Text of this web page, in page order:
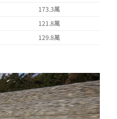
173.3萬
121.8萬
129.8萬